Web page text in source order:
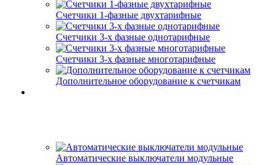
Счетчики 1-фазные двухтарифные
Счетчики 3-х фазные однотарифные
Счетчики 3-х фазные многотарифные
Дополнительное оборудование к счетчикам
Автоматические выключатели модульные